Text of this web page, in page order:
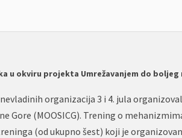
u okviru projekta Umrežavanjem do boljeg
organizacija 3 i 4. jula
(MOOSICG). Trening o
(od ukupno šest) koji je